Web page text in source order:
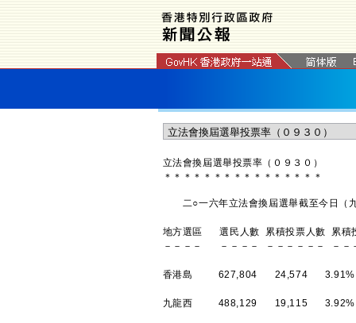
立法會換屆選舉投票率（０９３０）
＊ ＊ ＊ ＊ ＊ ＊ ＊ ＊ ＊ ＊ ＊ ＊ ＊ ＊ ＊ ＊
二○一六年立法會換屆選舉截至今日（九
地方選區 選民人數 累積投票人數 累積投
－－－－ －－－－ －－－－－－ －－
香港島 627,804 24,574 3.91%
九龍西 488,129 19,115 3.92%